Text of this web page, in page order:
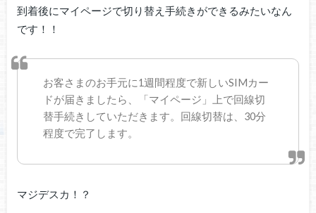
到着後にマイページで切り替え手続きができるみたいなん
です！！
お客さまのお手元に1週間程度で新しいSIMカー
ドが届きましたら、「マイページ」上で回線切
替手続きしていただきます。回線切替は、30分
程度で完了します。
マジデスカ！？